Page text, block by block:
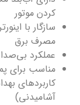
کردن موتور
سازگار با
مصرف برق
عملکرد
مناسب برای
کاربردهای
آشامیدنی)